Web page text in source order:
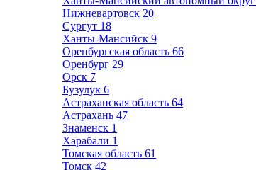
Нижневартовск 20
Сургут 18
Ханты-Мансийск 9
Оренбургская область 66
Оренбург 29
Орск 7
Бузулук 6
Астраханская область 64
Астрахань 47
Знаменск 1
Харабали 1
Томская область 61
Томск 42